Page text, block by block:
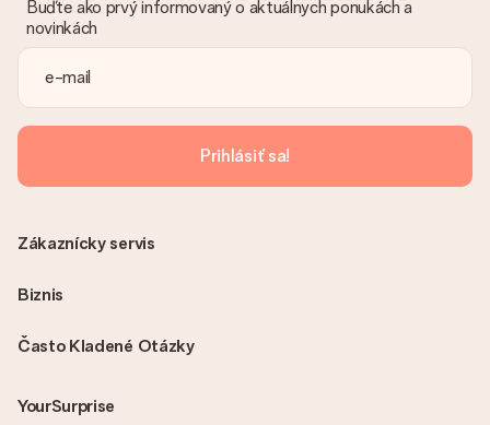
Je faktúra odoslaná spolu s objednávkou?
S objednávkou nie je odoslaná žiadna faktúra. Faktúru
svojom účte MySurprise. To znamená, že môžete mať dar
doručený priamo príjemcovi, čo z neho robí skutočné
prekvapenie!
Buďte ako prvý informovaný o aktuálnych ponukách a
novinkách
Prihlásiť sa!
Často Kladené Otázky
YourSurprise
Zákaznícky servis
Biznis